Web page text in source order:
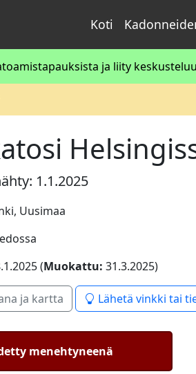
Koti
ja liity
1.1.2025
Uusimaa
(Muokattu: 31.3.2025)
ja kartta Lähetä vinkki tai
menehtyneenä